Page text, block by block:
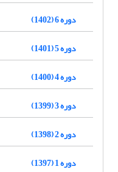
دوره 6 (1402)
دوره 5 (1401)
دوره 4 (1400)
دوره 3 (1399)
دوره 2 (1398)
دوره 1 (1397)